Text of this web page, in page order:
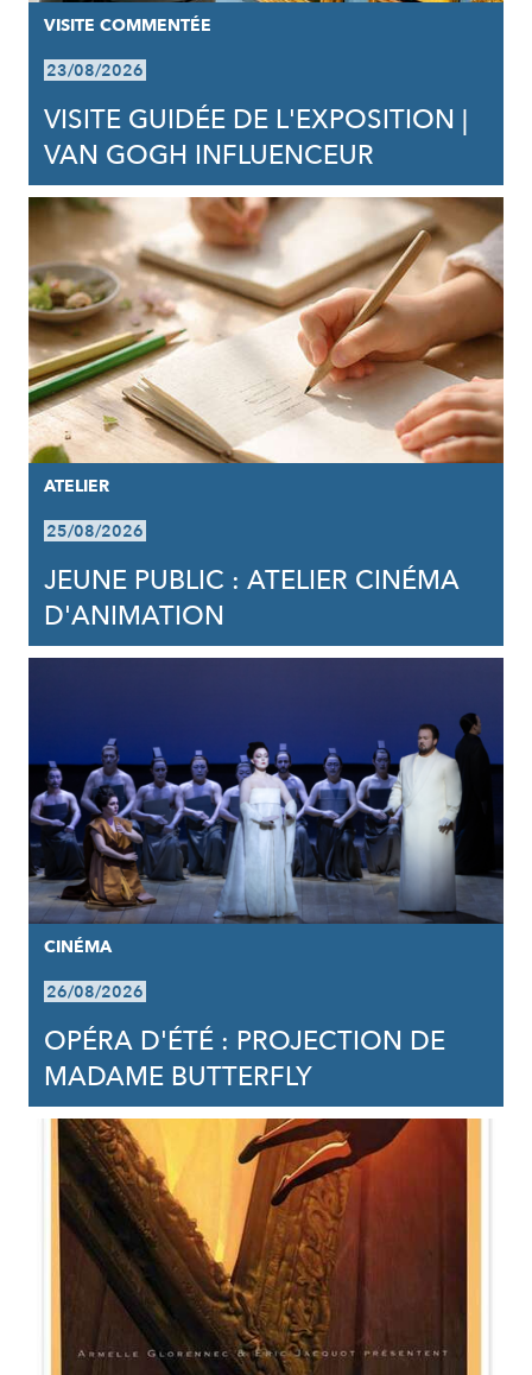
VISITE COMMENTÉE
23/08/2026
VISITE GUIDÉE DE L'EXPOSITION |
VAN GOGH INFLUENCEUR
ATELIER
25/08/2026
JEUNE PUBLIC : ATELIER CINÉMA
D'ANIMATION
CINÉMA
26/08/2026
OPÉRA D'ÉTÉ : PROJECTION DE
MADAME BUTTERFLY